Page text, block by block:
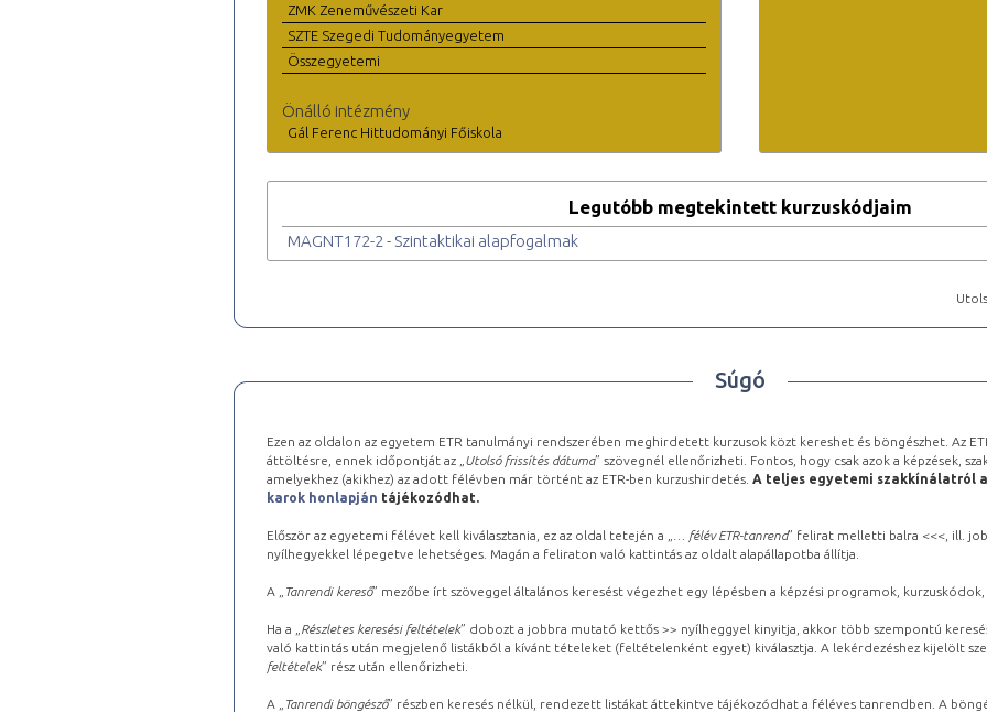
ZMK Zeneművészeti Kar
SZTE Szegedi Tudományegyetem
Összegyetemi
Önálló intézmény
Gál Ferenc Hittudományi Főiskola
Legutóbb megtekintett kurzuskódjaim
MAGNT172-2 - Szintaktikai alapfogalmak
Súgó
Ezen az oldalon az egyetem ETR tanulmányi rendszerében meghirdetett kurzusok közt kereshet és böngészhet. Az
áttöltésre, ennek időpontját az „ Utolsó frissítés dátuma” szövegnél ellenőrizheti. Fontos, hogy csak azok a képzések,
amelyekhez (akikhez) az adott félévben már történt az ETR-ben kurzushirdetés. A teljes egyetemi szakkínálatról a
karok honlapján tájékozódhat.
Először az egyetemi félévet kell kiválasztania, ez az oldal tetején a „ … félév ETR-tanrend” felirat melletti balra <<<, ill.
nyílhegyekkel lépegetve lehetséges. Magán a feliraton való kattintás az oldalt alapállapotba állítja.
A „ Tanrendi kereső” mezőbe írt szöveggel általános keresést végezhet egy lépésben a képzési programok,
Ha a „ Részletes keresési feltételek” dobozt a jobbra mutató kettős >> nyílheggyel kinyitja, akkor több szempontú
való kattintás után megjelenő listákból a kívánt tételeket (feltételenként egyet) kiválasztja. A lekérdezéshez kijelölt
feltételek” rész után ellenőrizheti.
A „ Tanrendi böngésző” részben keresés nélkül, rendezett listákat áttekintve tájékozódhat a féléves tanrendben. A